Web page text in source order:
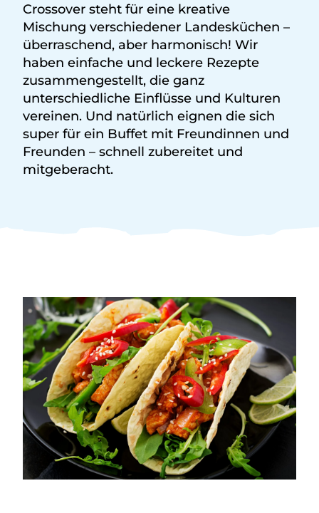
Crossover steht für eine kreative
Mischung verschiedener Landesküchen –
überraschend, aber harmonisch! Wir
haben einfache und leckere Rezepte
zusammengestellt, die ganz
unterschiedliche Einflüsse und Kulturen
vereinen. Und natürlich eignen die sich
super für ein Buffet mit Freundinnen und
Freunden – schnell zubereitet und
mitgeberacht.